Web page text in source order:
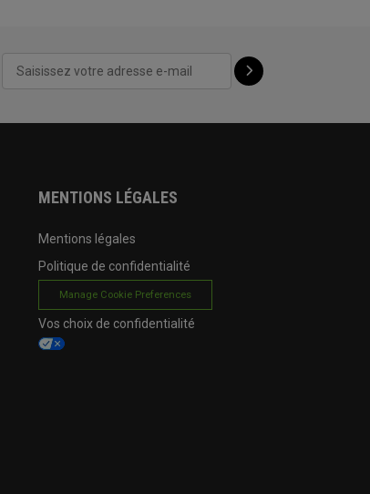
MENTIONS LÉGALES
Mentions légales
Politique de confidentialité
Manage Cookie Preferences
Vos choix de confidentialité